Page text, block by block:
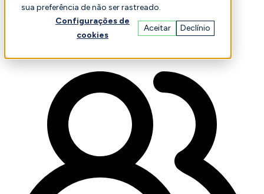
sua preferência de não ser rastreado.
Configurações de
cookies
Aceitar Declínio
Finança Desempenho